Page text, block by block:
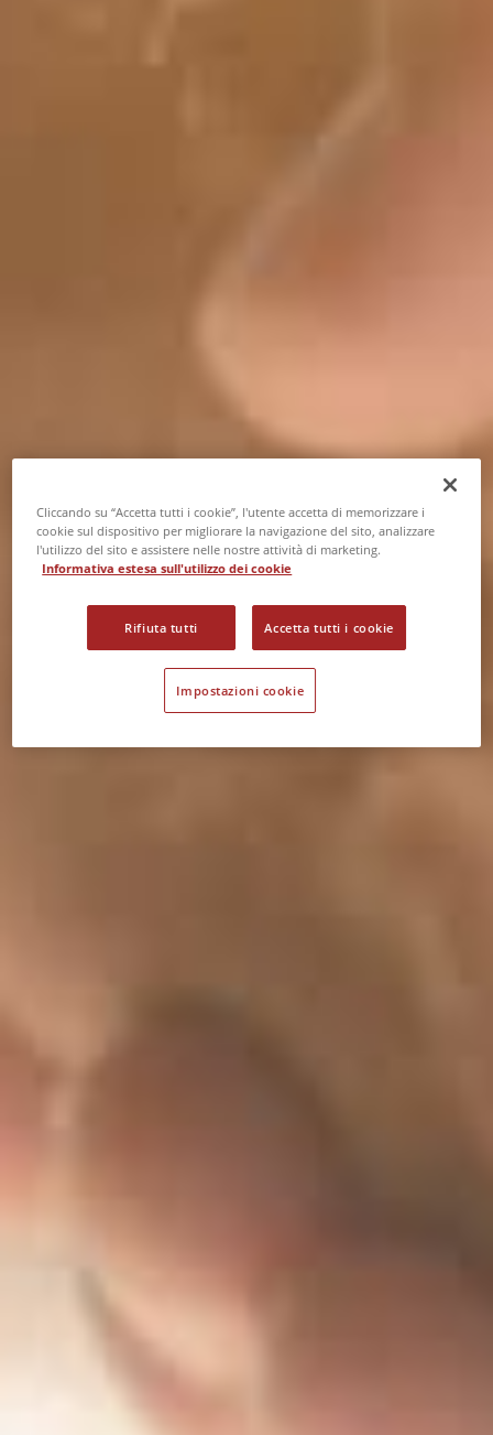
CHI SIAMO
Informativa cookie
Cliccando su “Accetta tutti i cookie”, l'utente accetta di memorizzare i
cookie sul dispositivo per migliorare la navigazione del sito, analizzare
l'utilizzo del sito e assistere nelle nostre attività di marketing.
Informativa estesa sull'utilizzo dei cookie
Rifiuta tutti Accetta tutti i cookie
Impostazioni cookie